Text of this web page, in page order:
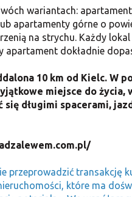
wariantach:
apartamenty górne o
na strychu. Każdy
apartament dokładnie
10 km od Kielc. W
miejsce do
się długimi spacerami,
przeprowadzić transakcję
które ma